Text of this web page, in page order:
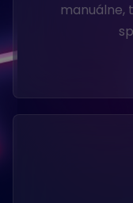
manuálne,